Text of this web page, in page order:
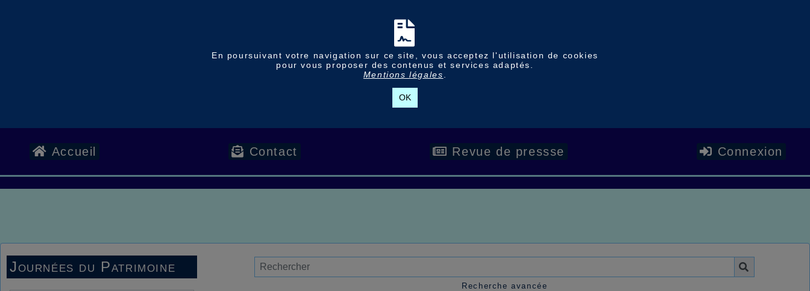
En poursuivant votre navigation sur ce site, vous acceptez l'utilisation de cookies
pour vous proposer des contenus et services adaptés.
Mentions légales
OK
Accueil Contact Revue de pressse Connexion
Journées du Patrimoine
Recherche avancée